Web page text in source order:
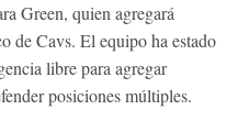
Green, quien agregará
de Cavs. El equipo ha estado
libre para agregar
posiciones múltiples.